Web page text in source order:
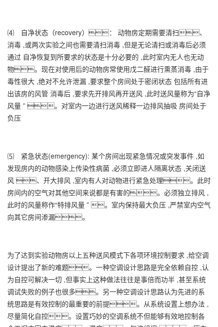
⑷ 自净状态（recovery）： 动物房定期需要清扫、
消毒 ,或两次实验之间也需要清扫消毒 ,但是无论清扫或消毒后必须
通过 自净恢复到所要求的状态是十分必要的 ,此时室内无人也无动
物。现在对使用后的动物房常使用戊二醛进行熏蒸消毒 ,由于
毒性很大 ,绝对不允许泄漏 ,要求整个房间处于密闭状态 包括所有进
出该房的风管 消毒后 ,要求先开排风再开送风 ,此时送风量称为“自净
风量 ” 。对室内一边进行送风稀释一边排风抽吸 房间处于
负压
⑸ 紧急状态(emergency): 某个房间出现紧急情况或突发事件 ,如
发现房内的动物感染上传染性病菌 ,必须立即进人隔离状态 ,关闭送
风 、开大排风 ,室内有人对动物进行紧急处理。此时
房间内的空气对其他空间来说都是有害的。必须独立排风 ,
此时的风量称作“特排风量 ” 。室内保持最大负压 ,严禁室内空气
向其它房间渗漏。
为了达到实验动物房以上五种送风模式下各项环境控制要求 ,给空调
设计提出了新的难题。一种空调设计思路是完全依赖自控 ,认
为自控可解决一切 ,但事实上这种做法往往是事倍而功半 ,甚至系统
调试失败的例子也很多。另一种空调设计思路认为先进的系
统思路是有效控制的最重要的前提。从系统设置上想办法 ,
尽量简化自控。设置巧妙的空调系统不但能够有效地控制各